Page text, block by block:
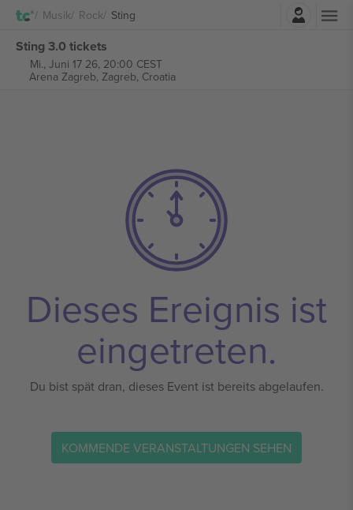
Musik Rock Sting
Sting 3.0 tickets
Mi., Juni 17 26, 20:00 CEST
Arena Zagreb, Zagreb, Croatia
Dieses Ereignis ist
eingetreten.
Du bist spät dran, dieses Event ist bereits abgelaufen.
KOMMENDE VERANSTALTUNGEN SEHEN